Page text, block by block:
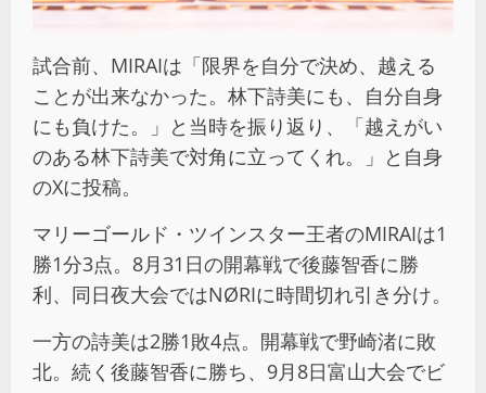
試合前、MIRAIは「限界を自分で決め、越える
ことが出来なかった。林下詩美にも、自分自身
にも負けた。」と当時を振り返り、「越えがい
のある林下詩美で対角に立ってくれ。」と自身
のXに投稿。
マリーゴールド・ツインスター王者のMIRAIは1
勝1分3点。8月31日の開幕戦で後藤智香に勝
利、同日夜大会ではNØRIに時間切れ引き分け。
一方の詩美は2勝1敗4点。開幕戦で野崎渚に敗
北。続く後藤智香に勝ち、9月8日富山大会でビ